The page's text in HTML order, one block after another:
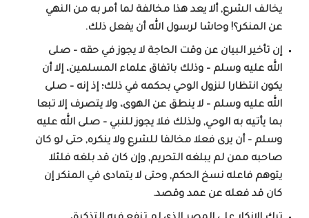
يخالف الشرع, ألا يعد هذا مخالفة لما أمر به من النهي
عن المنكر؟! وحاشا لرسول الله أن يفعل ذلك.
إن تأخير البيان عن وقت الحاجة لا يجوز في حقه – صلى
الله عليه وسلم – وذلك باتفاق علماء المسلمين، إلا أن
يكون انتظارا لنزول الوحي بحكمه في ذلك؛ إذ إنه – صلى
الله عليه وسلم – لا ينطق عن الهوى، ولا يتصرف إلا تبعا
بما يأتيه به الوحي, ولذلك فلا يجوز للنبي – صلى الله عليه
وسلم – أن يرى فعلا مخالفا للشرع ولا ينكره, حتى لو كان
صاحبه ممن لم يبلغه التحريم, وإن كان قد بلغه فلئلا
يتوهم فاعله نسخ الحكم, وحتى لا يتمادى في المنكر إن
كان قد فعله عن عمد وقصد.